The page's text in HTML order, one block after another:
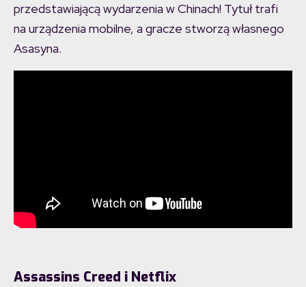
przedstawiającą wydarzenia w Chinach! Tytuł trafi
na urządzenia mobilne, a gracze stworzą własnego
Asasyna.
Assassins Creed i Netflix